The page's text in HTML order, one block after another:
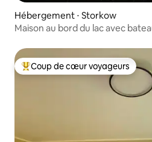
Hébergement ⋅ Storkow
Maison au bord du lac avec
Coups de cœur voyageurs les
Coup de cœur voyageurs